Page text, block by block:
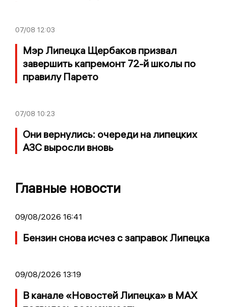
07/08 12:03
Мэр Липецка Щербаков призвал
завершить капремонт 72-й школы по
правилу Парето
07/08 10:23
Они вернулись: очереди на липецких
АЗС выросли вновь
Главные новости
09/08/2026 16:41
Бензин снова исчез с заправок Липецка
09/08/2026 13:19
В канале «Новостей Липецка» в MAX